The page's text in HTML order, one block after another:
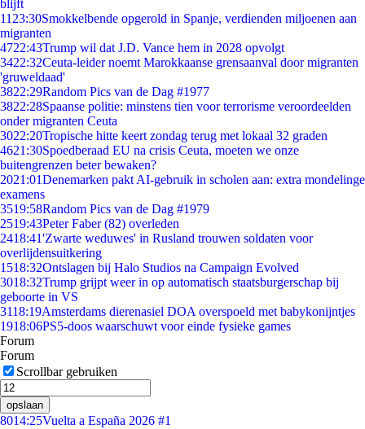
blijft
11 23:30Smokkelbende opgerold in Spanje, verdienden miljoenen aan
migranten
4722:43Trump wil dat J.D. Vance hem in 2028 opvolgt
3422:32Ceuta-leider noemt Marokkaanse grensaanval door migranten
'gruweldaad'
3822:29Random Pics van de Dag #1977
3822:28Spaanse politie: minstens tien voor terrorisme veroordeelden
onder migranten Ceuta
3022:20Tropische hitte keert zondag terug met lokaal 32 graden
4621:30Spoedberaad EU na crisis Ceuta, moeten we onze
buitengrenzen beter bewaken?
2021:01Denemarken pakt AI-gebruik in scholen aan: extra mondelinge
examens
3519:58Random Pics van de Dag #1979
2519:43Peter Faber (82) overleden
2418:41'Zwarte weduwes' in Rusland trouwen soldaten voor
overlijdensuitkering
1518:32Ontslagen bij Halo Studios na Campaign Evolved
3018:32Trump grijpt weer in op automatisch staatsburgerschap bij
geboorte in VS
3118:19Amsterdams dierenasiel DOA overspoeld met babykonijntjes
1918:06PS5-doos waarschuwt voor einde fysieke games
Forum
Forum
Scrollbar gebruiken
opslaan
8014:25Vuelta a España 2026 #1